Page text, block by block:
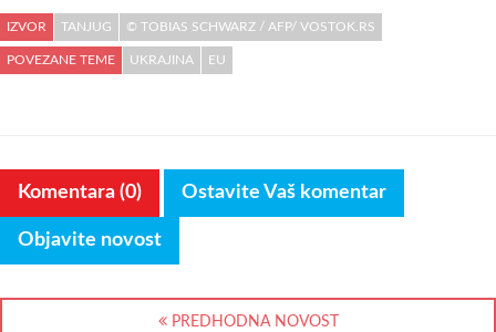
IZVOR TANJUG © TOBIAS SCHWARZ / AFP/ VOSTOK.RS
POVEZANE TEME UKRAJINA EU
Komentara (0) Ostavite Vaš komentar
Objavite novost
PREDHODNA NOVOST